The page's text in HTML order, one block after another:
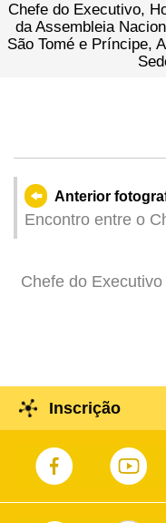
Executivo, Ho Iat
Nacional da
e Príncipe, Abnildo
Sede do
Anterior
Encontro entre o
República de
Sede do Governo.
Chefe do
Inscrição